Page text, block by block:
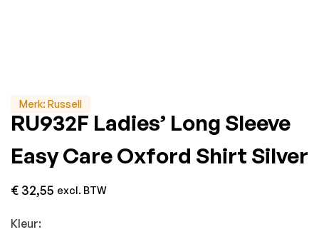
Merk: Russell
RU932F Ladies’ Long Sleeve
Easy Care Oxford Shirt Silver
€ 32,55 excl. BTW
Kleur: